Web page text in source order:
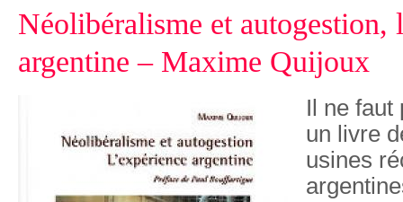
Néolibéralisme et autogestion,
argentine – Maxime Quijoux
Il ne faut
un livre
usines